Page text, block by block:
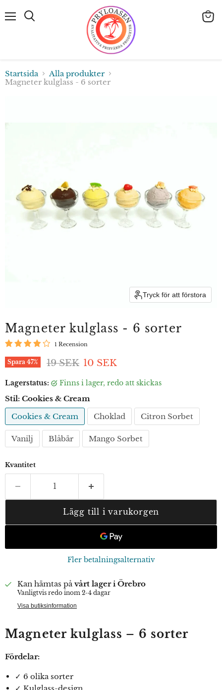
Startsida
Alla produkter
Magneter kulglass - 6 sorter
Tryck för att förstora
Magneter kulglass - 6 sorter
1 Recension
Spara 47% Ordinarie pris
19 SEK Aktuellt pris
10 SEK
Lagerstatus: finns i lager, redo att skickas
Stil: Cookies & Cream
Cookies & Cream
Choklad Citron Sorbet
Vanilj Blåbär Mango Sorbet
Kvantitet
Lägg till i varukorgen
Fler betalningsalternativ
Kan hämtas påvårt lager i Örebro
Vanligtvis redo inom 2-4 dagar
Visa butiksinformation
Magneter kulglass – 6 sorter
Fördelar:
✓ 6 olika sorter